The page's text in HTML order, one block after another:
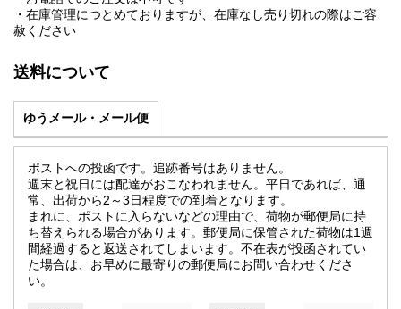
・在庫管理につとめておりますが、在庫なし売り切れの際はご容
赦ください
送料について
ゆうメール・メール便
ポストへの投函です。追跡番号はありません。
週末と祝日には配達がおこなわれません。平日であれば、通
常、出荷から2～3日程度での到着となります。
まれに、ポストに入らないなどの理由で、荷物が郵便局に持
ち替えられる場合があります。郵便局に保管された荷物は1週
間経過すると返送されてしまいます。不在表が投函されてい
た場合は、お早めに最寄りの郵便局にお問い合わせくださ
い。